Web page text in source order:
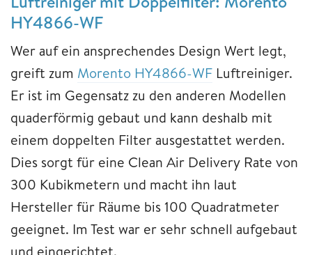
HY4866-WF
Wer auf ein ansprechendes Design Wert legt,
greift zum Morento HY4866-WF Luftreiniger.
Er ist im Gegensatz zu den anderen Modellen
quaderförmig gebaut und kann deshalb mit
einem doppelten Filter ausgestattet werden.
Dies sorgt für eine Clean Air Delivery Rate von
300 Kubikmetern und macht ihn laut
Hersteller für Räume bis 100 Quadratmeter
geeignet. Im Test war er sehr schnell aufgebaut